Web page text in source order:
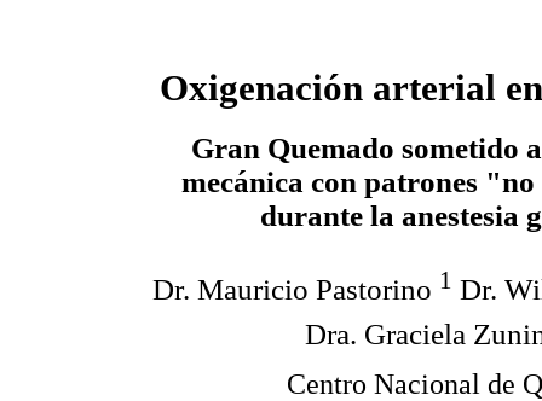
Oxigenación arterial
Gran Quemado sometido
mecánica con patrones
durante la anestesia
Dr. Mauricio Pastorino 1 Dr.
Dra. Graciela
Centro Nacional de